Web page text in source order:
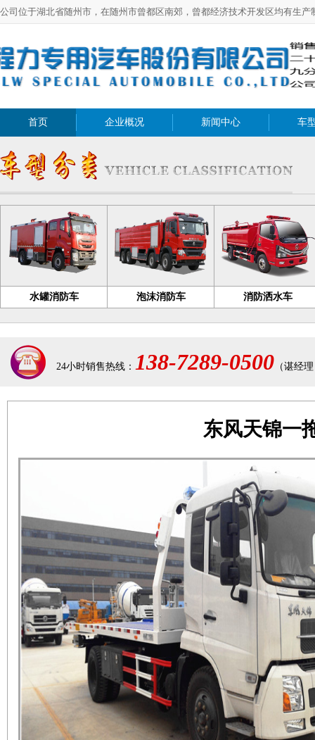
公司位于湖北省随州市，在随州市曾都区南郊，曾都经济技术开发区均有生产
首页 企业概况 新闻中心 车
水罐消防车 泡沫消防车 消防洒水车
24小时销售热线： 138-7289-0500 （谌经
东风天锦